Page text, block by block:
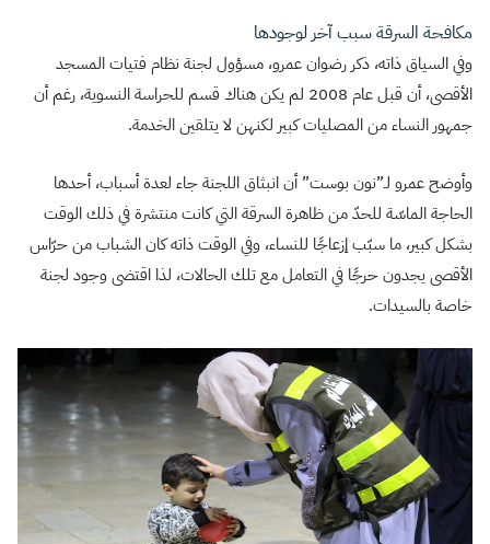
مكافحة السرقة سبب آخر لوجودها
وفي السياق ذاته، ذكر رضوان عمرو، مسؤول لجنة نظام فتيات المسجد
الأقصى، أن قبل عام 2008 لم يكن هناك قسم للحراسة النسوية، رغم أن
جمهور النساء من المصليات كبير لكنهن لا يتلقين الخدمة.
وأوضح عمرو لـ”نون بوست” أن انبثاق اللجنة جاء لعدة أسباب، أحدها
الحاجة الماسّة للحدّ من ظاهرة السرقة التي كانت منتشرة في ذلك الوقت
بشكل كبير، ما سبّب إزعاجًا للنساء، وفي الوقت ذاته كان الشباب من حرّاس
الأقصى يجدون حرجًا في التعامل مع تلك الحالات، لذا اقتضى وجود لجنة
خاصة بالسيدات.